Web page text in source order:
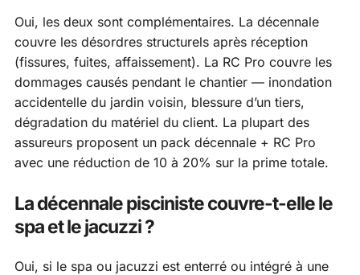
Oui, les deux sont complémentaires. La décennale
couvre les désordres structurels après réception
(fissures, fuites, affaissement). La RC Pro couvre les
dommages causés pendant le chantier — inondation
accidentelle du jardin voisin, blessure d’un tiers,
dégradation du matériel du client. La plupart des
assureurs proposent un pack décennale + RC Pro
avec une réduction de 10 à 20% sur la prime totale.
La décennale pisciniste couvre-t-elle le
spa et le jacuzzi ?
Oui, si le spa ou jacuzzi est enterré ou intégré à une